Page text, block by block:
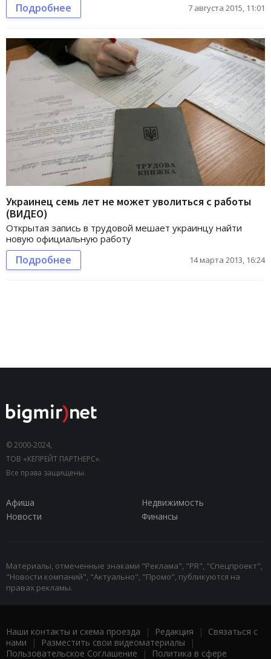
Подробнее 7 августа 2015, 11:01
Украинец семь лет не может уволиться с работы
(ВИДЕО)
Открытая запись в трудовой мешает украинцу найти
новую официальную работу
Подробнее 14 марта 2013, 16:24
© 2000-2024,
ТОВ «КЕПРЕЙТ ПАРТНЕРС».
Все права защищены.
Афиша
Недвижимость
Новости
Финансы
Материалы, отмеченные знаками "Реклама", "PR", "Спецпроект",
"Новости компаний", "Актуально", "Промо", публикуются на
правах рекламы.
Наши контакты и схема проезда | Редакция | Связаться с
нами | Разместить свои видеоматериалы |
Пользовательское Соглашение |
Политика в сфере